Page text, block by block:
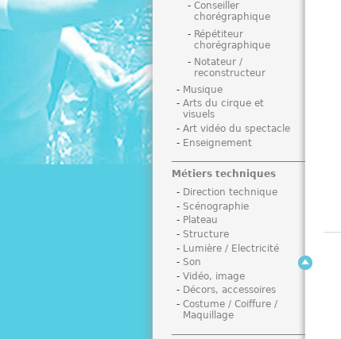
Conseiller
chorégraphique
Répétiteur
chorégraphique
Notateur /
reconstructeur
Musique
Arts du cirque et
visuels
Art vidéo du spectacle
Enseignement
Métiers techniques
Direction technique
Scénographie
Plateau
Structure
Lumière / Electricité
Son
Vidéo, image
Décors, accessoires
Costume / Coiffure /
Maquillage